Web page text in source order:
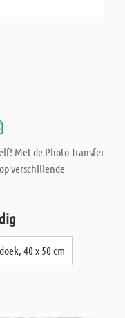
Met de Photo Transfer
verschillende
40 x 50 cm